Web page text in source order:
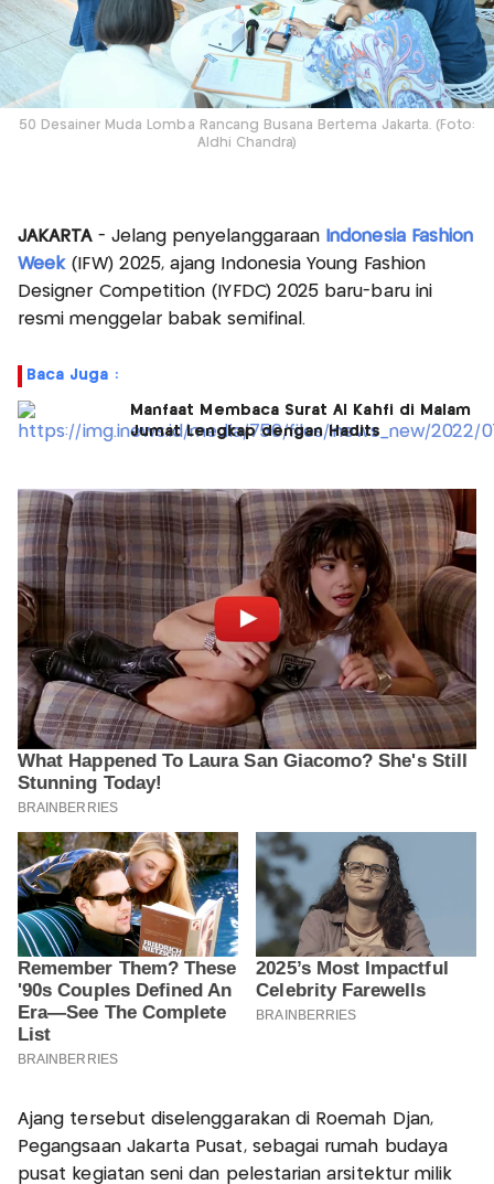
50 Desainer Muda Lomba Rancang Busana Bertema Jakarta. (Foto:
Aldhi Chandra)
JAKARTA- Jelang penyelanggaraan Indonesia Fashion
Week(IFW) 2025, ajang Indonesia Young Fashion
Designer Competition (IYFDC) 2025 baru-baru ini
resmi menggelar babak semifinal.
Baca Juga :
Manfaat Membaca Surat Al Kahfi di Malam
Jumat Lengkap dengan Hadits
Ajang tersebut diselenggarakan di Roemah Djan,
Pegangsaan Jakarta Pusat, sebagai rumah budaya
pusat kegiatan seni dan pelestarian arsitektur milik